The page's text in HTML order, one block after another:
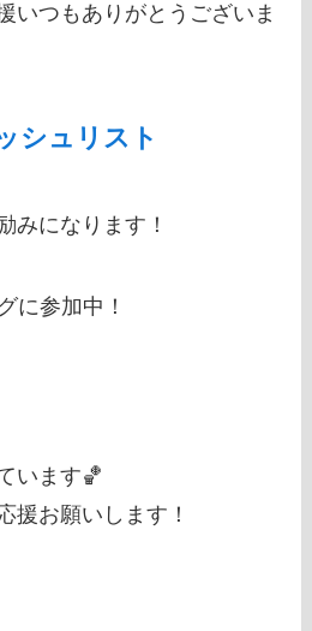
いつもありがとうございま
シュリスト
みになります！
に参加中！
います🏀
援お願いします！